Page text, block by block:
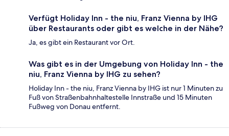
Verfügt Holiday Inn - the niu, Franz Vienna by IHG
über Restaurants oder gibt es welche in der Nähe?
Ja, es gibt ein Restaurant vor Ort.
Was gibt es in der Umgebung von Holiday Inn - the
niu, Franz Vienna by IHG zu sehen?
Holiday Inn - the niu, Franz Vienna by IHG ist nur 1 Minuten zu
Fuß von Straßenbahnhaltestelle Innstraße und 15 Minuten
Fußweg von Donau entfernt.